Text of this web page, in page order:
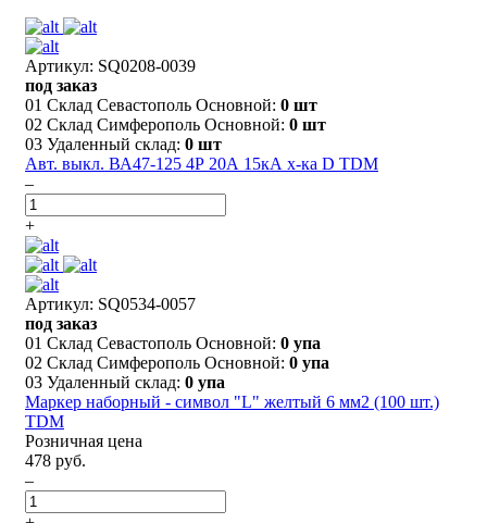
Артикул: SQ0208-0039
под заказ
01 Склад Севастополь Основной: 0 шт
02 Склад Симферополь Основной: 0 шт
03 Удаленный склад: 0 шт
Авт. выкл. ВА47-125 4Р 20А 15кА х-ка D TDM
–
+
Артикул: SQ0534-0057
под заказ
01 Склад Севастополь Основной: 0 упа
02 Склад Симферополь Основной: 0 упа
03 Удаленный склад: 0 упа
Маркер наборный - символ "L" желтый 6 мм2 (100 шт.)
TDM
Розничная цена
478 руб.
–